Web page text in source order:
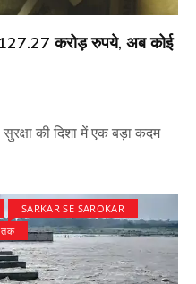
करोड़ रुपये, अब कोई
की दिशा में एक बड़ा कदम
SARKAR SE SAROKAR
तक